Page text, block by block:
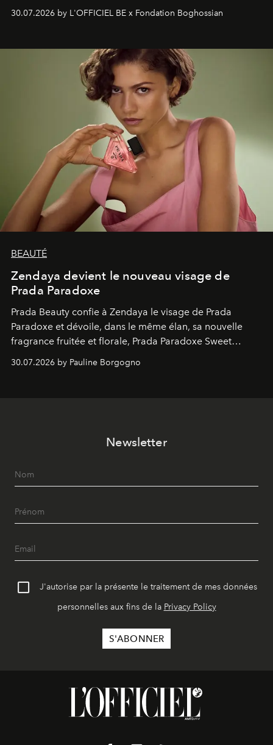
soufflé, l’artiste français compose un itinéraire
émotionnel où chaque œuvre devient le souvenir
émerveillement.
30.07.2026 by L'OFFICIEL BE x Fondation Boghossian
BEAUTÉ
Zendaya devient le nouveau visage de
Prada Paradoxe
Prada Beauty confie à Zendaya le visage de Prada
Paradoxe et dévoile, dans le même élan, sa nouvelle
fragrance fruitée et florale, Prada Paradoxe Sweet
Chemistry Eau de Parfum.
30.07.2026 by Pauline Borgogno
Newsletter
J'autorise par la présente le traitement de mes données
personnelles aux fins de la Privacy Policy